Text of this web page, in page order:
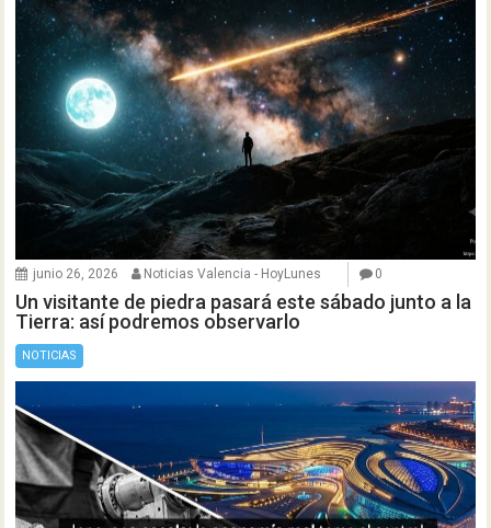
junio 26, 2026 Noticias Valencia - HoyLunes 0
Un visitante de piedra pasará este sábado junto a la
Tierra: así podremos observarlo
NOTICIAS